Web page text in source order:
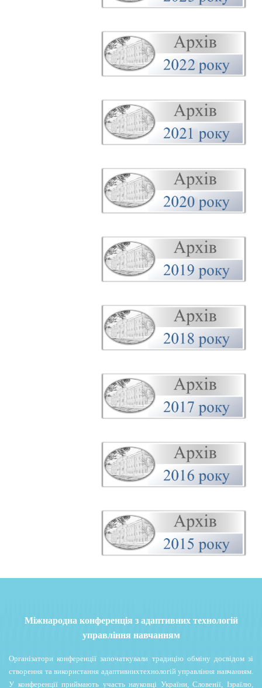
Міжнародна конференція з адаптивних технологій
управління навчанням
Організатори конференції започаткували традицію обміну досвідом зі
створення та використання адаптивнихтехнологій управління навчанням.
У конференції приймають участь науковці України, Словенії, Ізраїлю,